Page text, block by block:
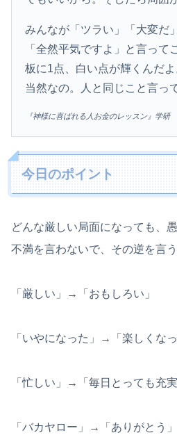
みんなが「ツラい」「大変だ
「全然平気ですよ」と言って
板に1点、白い点が輝くんだ
当然なの。人と同じこと言っ
『神様に喜ばれる人お金のレッスン』学研
今日のポイント
どんな厳しい局面になっても、
不満を言わないで、その逆を言
「厳しい」→「おもしろい」
「いやになった」→「楽しくなっ
「忙しい」→「毎日とっても充実
「バカヤロー」→「ありがとう」